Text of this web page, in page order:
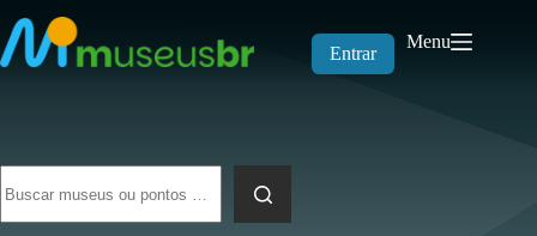
para
o
conteúdo
Entrar
Menu
resultados